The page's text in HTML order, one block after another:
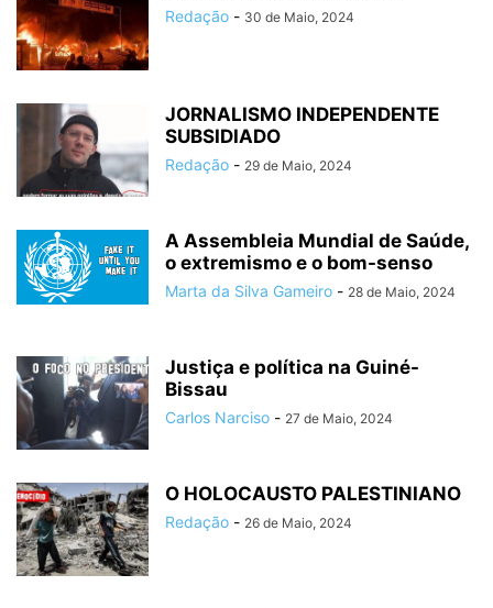
Redação - 30 de Maio, 2024
JORNALISMO INDEPENDENTE
SUBSIDIADO
Redação - 29 de Maio, 2024
A Assembleia Mundial de Saúde,
o extremismo e o bom-senso
Marta da Silva Gameiro - 28 de Maio, 2024
Justiça e política na Guiné-
Bissau
Carlos Narciso - 27 de Maio, 2024
O HOLOCAUSTO PALESTINIANO
Redação - 26 de Maio, 2024